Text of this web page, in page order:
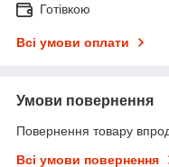
Готівкою
Всі умови оплати
Умови повернення
Повернення товару
Всі умови повернення